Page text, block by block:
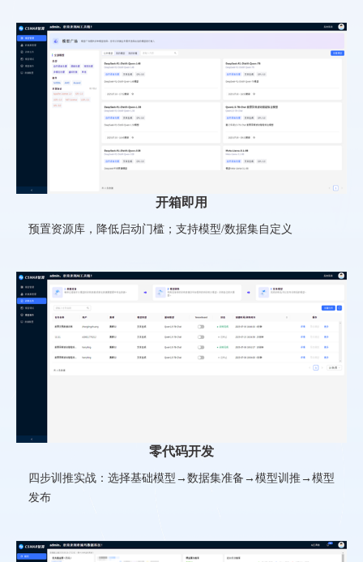
开箱即用
预置资源库，降低启动门槛；支持模型/数据集自定义
零代码开发
四步训推实战：选择基础模型→数据集准备→模型训推→模型
发布